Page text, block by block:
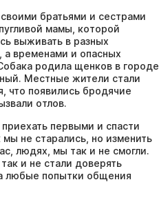
братьями и сестрами
мамы, которой
выживать в разных
а временами и опасных
родила щенков в городе
Местные жители стали
что появились бродячие
отлов.
первыми и спасти
не старались, но изменить
людях, мы так и не смогли.
и не стали доверять
любые попытки общения